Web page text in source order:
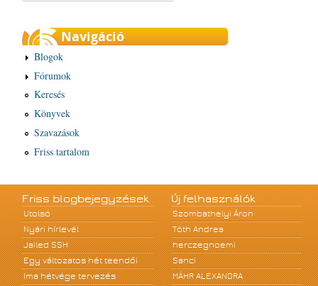
Navigáció
Blogok
Fórumok
Keresés
Könyvek
Szavazások
Friss tartalom
Friss blogbejegyzések
Utolsó
Nyári hírlevél
Jailed SSH
Egy változatos hét teendői
Ima hétvége tervezés
Új felhasználók
Szombathelyi Áron
Tóth Andrea
herczegnoemi
Sanci
MÁHR ALEXANDRA